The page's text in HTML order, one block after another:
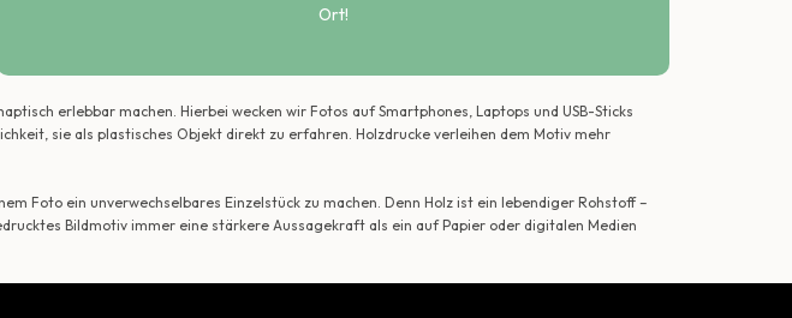
Ort!
erlebbar machen. Hierbei wecken wir Fotos auf Smartphones, Laptops und USB-Sticks
sie als plastisches Objekt direkt zu erfahren. Holzdrucke verleihen dem Motiv mehr
Foto ein unverwechselbares Einzelstück zu machen. Denn Holz ist ein lebendiger Rohstoff –
Bildmotiv immer eine stärkere Aussagekraft als ein auf Papier oder digitalen Medien